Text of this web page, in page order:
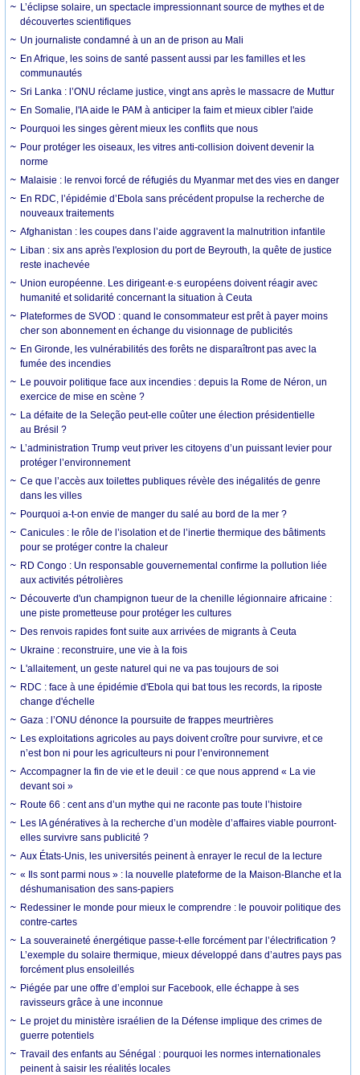
L’éclipse solaire, un spectacle impressionnant source de mythes et de
découvertes scientifiques
Un journaliste condamné à un an de prison au Mali
En Afrique, les soins de santé passent aussi par les familles et les
communautés
Sri Lanka : l’ONU réclame justice, vingt ans après le massacre de Muttur
En Somalie, l'IA aide le PAM à anticiper la faim et mieux cibler l'aide
Pourquoi les singes gèrent mieux les conflits que nous
Pour protéger les oiseaux, les vitres anti-collision doivent devenir la
norme
Malaisie : le renvoi forcé de réfugiés du Myanmar met des vies en danger
En RDC, l’épidémie d’Ebola sans précédent propulse la recherche de
nouveaux traitements
Afghanistan : les coupes dans l’aide aggravent la malnutrition infantile
Liban : six ans après l'explosion du port de Beyrouth, la quête de justice
reste inachevée
Union européenne. Les dirigeant·e·s européens doivent réagir avec
humanité et solidarité concernant la situation à Ceuta
Plateformes de SVOD : quand le consommateur est prêt à payer moins
cher son abonnement en échange du visionnage de publicités
En Gironde, les vulnérabilités des forêts ne disparaîtront pas avec la
fumée des incendies
Le pouvoir politique face aux incendies : depuis la Rome de Néron, un
exercice de mise en scène ?
La défaite de la Seleção peut-elle coûter une élection présidentielle
au Brésil ?
L’administration Trump veut priver les citoyens d’un puissant levier pour
protéger l’environnement
Ce que l’accès aux toilettes publiques révèle des inégalités de genre
dans les villes
Pourquoi a-t-on envie de manger du salé au bord de la mer ?
Canicules : le rôle de l’isolation et de l’inertie thermique des bâtiments
pour se protéger contre la chaleur
RD Congo : Un responsable gouvernemental confirme la pollution liée
aux activités pétrolières
Découverte d'un champignon tueur de la chenille légionnaire africaine :
une piste prometteuse pour protéger les cultures
Des renvois rapides font suite aux arrivées de migrants à Ceuta
Ukraine : reconstruire, une vie à la fois
L'allaitement, un geste naturel qui ne va pas toujours de soi
RDC : face à une épidémie d'Ebola qui bat tous les records, la riposte
change d'échelle
Gaza : l’ONU dénonce la poursuite de frappes meurtrières
Les exploitations agricoles au pays doivent croître pour survivre, et ce
n’est bon ni pour les agriculteurs ni pour l’environnement
Accompagner la fin de vie et le deuil : ce que nous apprend « La vie
devant soi »
Route 66 : cent ans d’un mythe qui ne raconte pas toute l’histoire
Les IA génératives à la recherche d’un modèle d’affaires viable pourront-
elles survivre sans publicité ?
Aux États-Unis, les universités peinent à enrayer le recul de la lecture
« Ils sont parmi nous » : la nouvelle plateforme de la Maison-Blanche et la
déshumanisation des sans-papiers
Redessiner le monde pour mieux le comprendre : le pouvoir politique des
contre-cartes
La souveraineté énergétique passe-t-elle forcément par l’électrification ?
L’exemple du solaire thermique, mieux développé dans d’autres pays pas
forcément plus ensoleillés
Piégée par une offre d’emploi sur Facebook, elle échappe à ses
ravisseurs grâce à une inconnue
Le projet du ministère israélien de la Défense implique des crimes de
guerre potentiels
Travail des enfants au Sénégal : pourquoi les normes internationales
peinent à saisir les réalités locales